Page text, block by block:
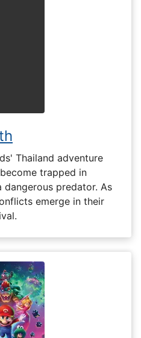
Thailand adventure
trapped in
dangerous predator. As
emerge in their